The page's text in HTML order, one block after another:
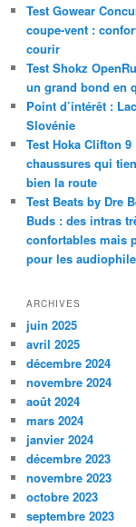
r
c
h
e
Test Gowear
coupe-vent :
courir
Test Shokz
un grand bond en
Point d’intérêt :
Slovénie
Test Hoka Clifton 9
chaussures qui
bien la route
Test Beats by Dre
Buds : des intras
confortables mais
pour les
ARCHIVES
juin 2025
avril 2025
décembre 2024
novembre 2024
août 2024
mars 2024
janvier 2024
décembre 2023
novembre 2023
octobre 2023
septembre 2023